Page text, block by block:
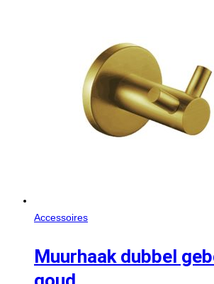
Accessoires
Muurhaak dubbel